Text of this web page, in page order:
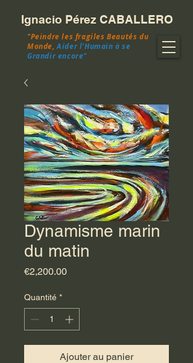
Ignacio Pérez CABALLERO
"Peindre les fragiles Beautés du
Monde,Aider l'Humain à se
Grandir encore"
Dynamisme marin
du matin
€2,200.00Prix
Quantité *
Ajouter au panier